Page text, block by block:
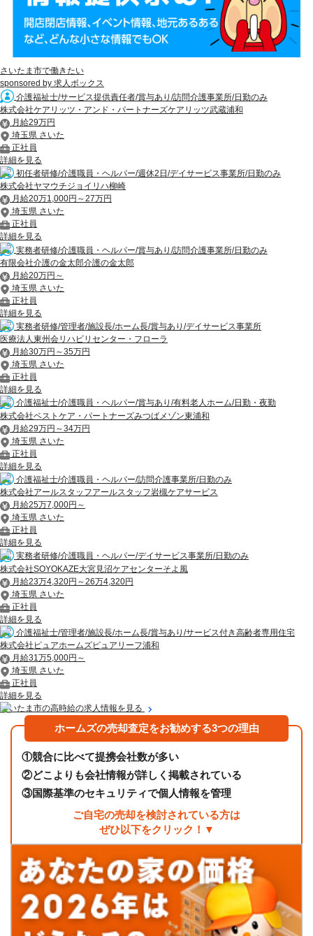
さいたま市で働きたい
sponsored by 求人ボックス
介護福祉士/サービス提供責任者/賞与あり/訪問介護事業所/日勤のみ
株式会社ケアリッツ・アンド・パートナーズケアリッツ武蔵浦和
月給29万円
埼玉県 さいた
正社員
詳細を見る
初任者研修/介護職員・ヘルパー/週休2日/デイサービス事業所/日勤のみ
株式会社ヤマウチジョイリハ柳崎
月給20万1,000円～27万円
埼玉県 さいた
正社員
詳細を見る
実務者研修/介護職員・ヘルパー/賞与あり/訪問介護事業所/日勤のみ
有限会社介護の金太郎介護の金太郎
月給20万円～
埼玉県 さいた
正社員
詳細を見る
実務者研修/管理者/施設長/ホーム長/賞与あり/デイサービス事業所
医療法人東州会リハビリセンター・フローラ
月給30万円～35万円
埼玉県 さいた
正社員
詳細を見る
介護福祉士/介護職員・ヘルパー/賞与あり/有料老人ホーム/日勤・夜勤
株式会社ベストケア・パートナーズみつばメゾン東浦和
月給29万円～34万円
埼玉県 さいた
正社員
詳細を見る
介護福祉士/介護職員・ヘルパー/訪問介護事業所/日勤のみ
株式会社アールスタッフアールスタッフ岩槻ケアサービス
月給25万7,000円～
埼玉県 さいた
正社員
詳細を見る
実務者研修/介護職員・ヘルパー/デイサービス事業所/日勤のみ
株式会社SOYOKAZE大宮見沼ケアセンターそよ風
月給23万4,320円～26万4,320円
埼玉県 さいた
正社員
詳細を見る
介護福祉士/管理者/施設長/ホーム長/賞与あり/サービス付き高齢者専用住宅
株式会社ピュアホームズピュアリーフ浦和
月給31万5,000円～
埼玉県 さいた
正社員
詳細を見る
さいたま市の高時給の求人情報を見る
ホームズの売却査定をお勧めする3つの理由
①競合に比べて提携会社数が多い
②どこよりも会社情報が詳しく掲載されている
③国際基準のセキュリティで個人情報を管理
ご自宅の売却を検討されている方は
ぜひ以下をクリック！▼